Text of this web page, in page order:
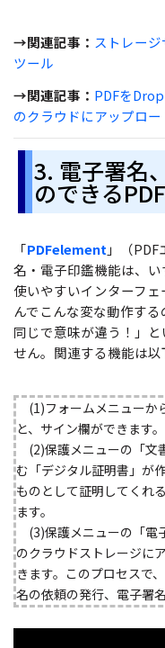
→関連記事： ストレー
ツール
→関連記事： PDFを
のクラウドにアップロー
3. 電子署名
のできる
「PDFelement 」（
名・電子印鑑機能は、い
使いやすいインターフ
んでこんな変な動作す
同じで意味が違う！」
せん。関連する機能は以
(1)フォームメニューか
と、サイン欄ができます。
(2)保護メニューの「文
む「デジタル証明書」が
ものとして証明してくれ
ます。
(3)保護メニューの「電
のクラウドストレージに
きます。このプロセスで
名の依頼の発行、電子署